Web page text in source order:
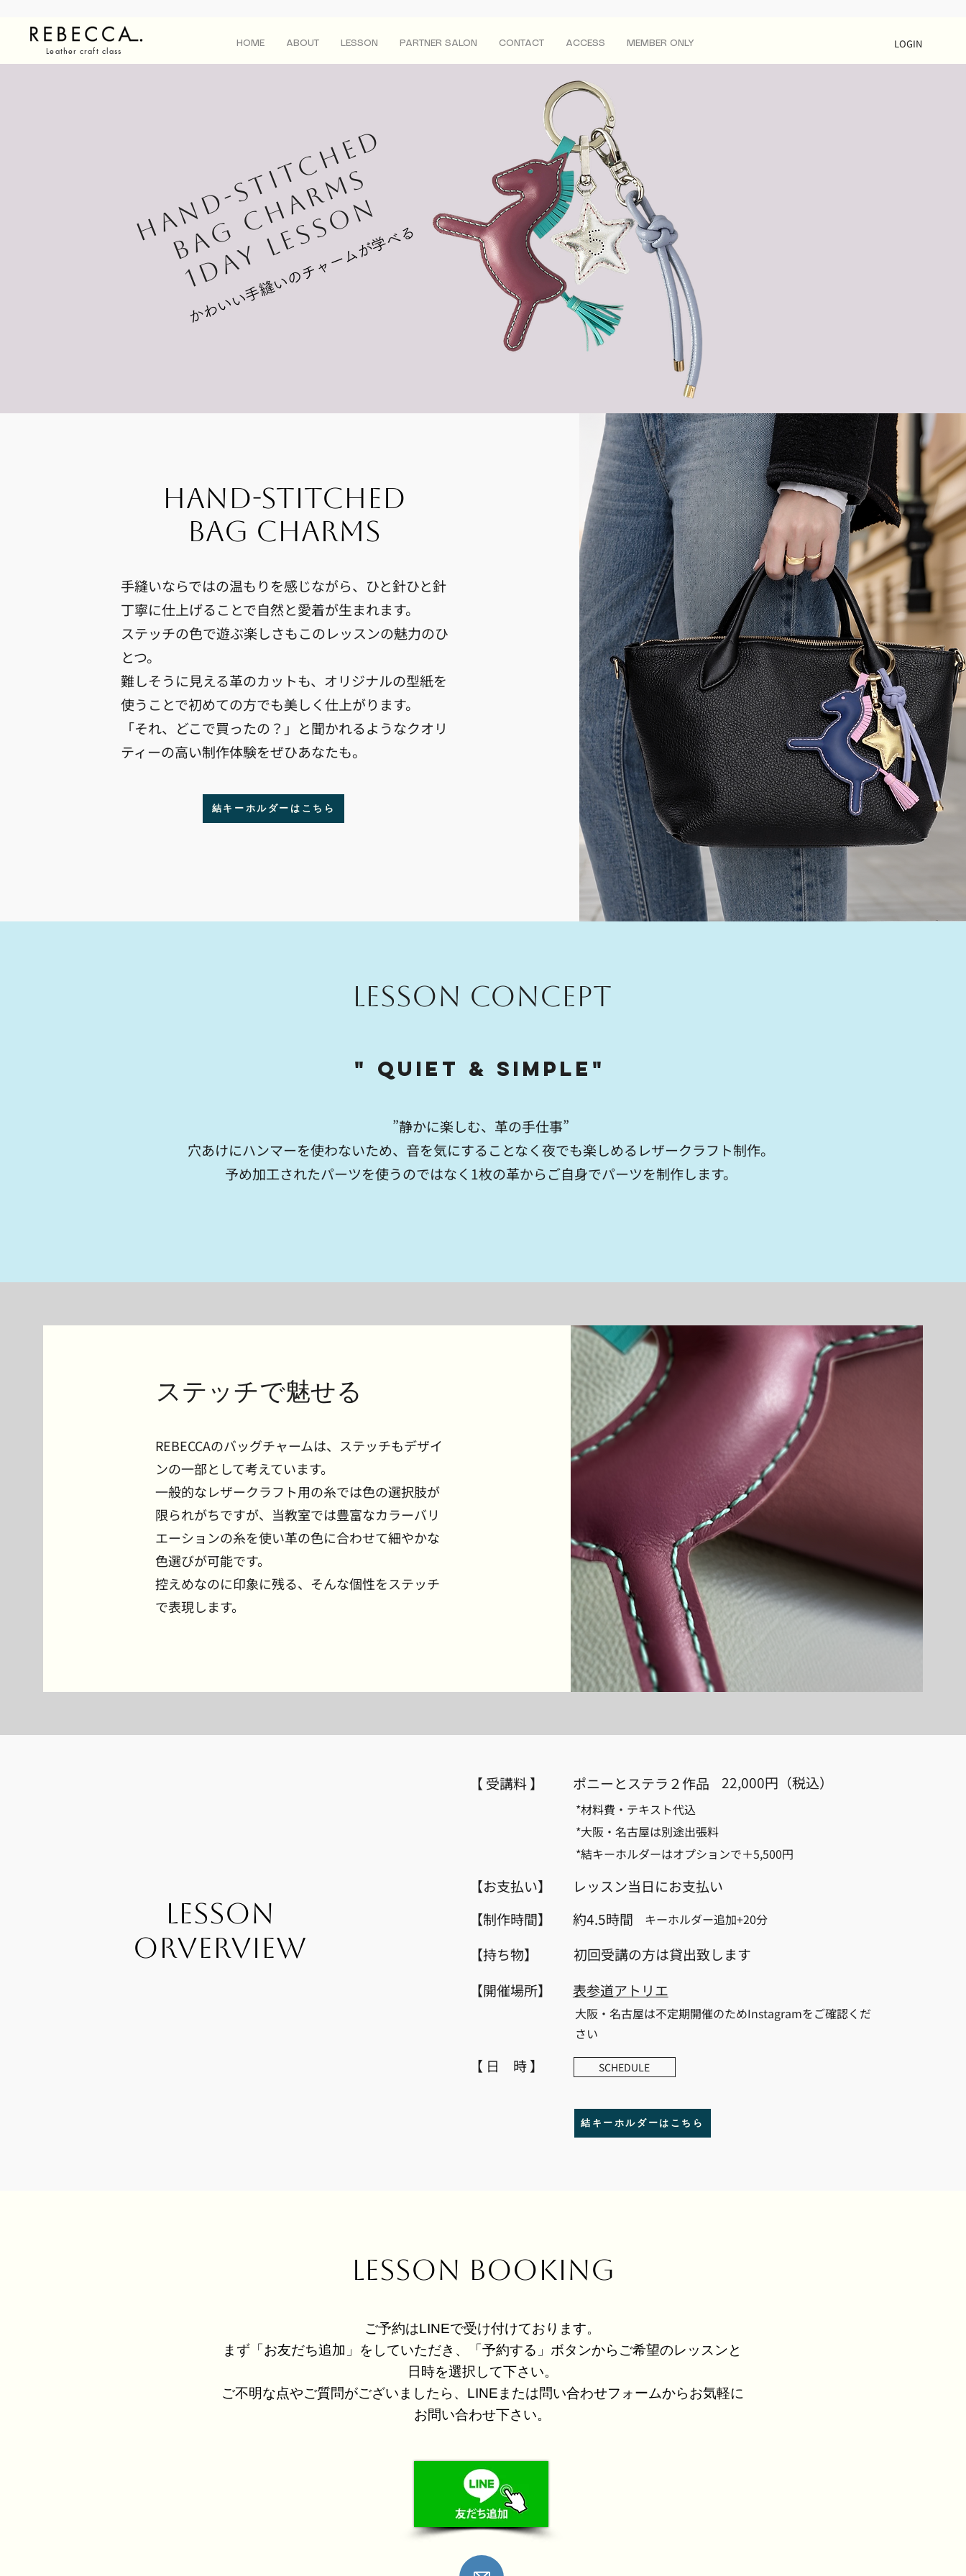
Leather craft class
HOME ABOUT LESSON PARTNER SALON CONTACT ACCESS MEMBER ONLY LOGIN
hand-stitched
BAG CHARMS
1DAY LESSON
​かわいい手縫いのチャームが学べる
hand-stitched
bag charms
手縫いならではの温もりを感じながら、ひと針ひと針
丁寧に仕上げることで自然と愛着が生まれます。
ステッチの色で遊ぶ楽しさもこのレッスンの魅力のひ
とつ。
難しそうに見える革のカットも、オリジナルの型紙を
使うことで初めての方でも美しく仕上がります。
「それ、どこで買ったの？」と聞かれるようなクオリ
ティーの高い制作体験をぜひあなたも。
結キーホルダーはこちら
LESSON CONCEPT
" QUIET & SIMPLE"
”静かに楽しむ、革の手仕事”
穴あけにハンマーを使わないため、音を気にすることなく夜でも楽しめるレザークラフト制作。
予め加工されたパーツを使うのではなく1枚の革からご自身でパーツを制作します。
ステッチで魅せる
REBECCAのバッグチャームは、ステッチもデザイ
ンの一部として考えています。
一般的なレザークラフト用の糸では色の選択肢が
限られがちですが、当教室では豊富なカラーバリ
エーションの糸を使い革の色に合わせて細やかな
色選びが可能です。
控えめなのに印象に残る、そんな個性をステッチ
で表現します。
LESSON
ORVERVIEW
【 受講料 】 ポニーとステラ２作品 22,000円（税込）
*材料費・テキスト代込
*大阪・名古屋は別途出張料
*結キーホルダーはオプションで＋5,500円
【お支払い】
レッスン当日にお支払い
【制作時間】
約4.5時間 キーホルダー追加+20分
【持ち物】
初回受講の方は貸出致します
【開催場所】
表参道アトリエ
​大阪・名古屋は不定期開催のためInstagramをご確認くだ
さい
【 日 時 】 SCHEDULE
結キーホルダーはこちら
LESSON BOOKING
ご予約はLINEで受け付けております。
まず「お友だち追加」をしていただき、「予約する」ボタンからご希望のレッスンと
日時を選択して下さい。
ご不明な点やご質問がございましたら、LINEまたは問い合わせフォームからお気軽に
お問い合わせ下さい。